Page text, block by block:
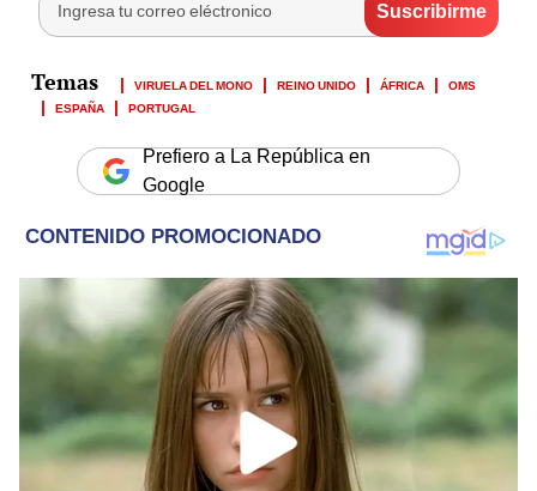
VIRUELA DEL MONO REINO UNIDO ÁFRICA
OMS
ESPAÑA
PORTUGAL
Prefiero a La República en
Google